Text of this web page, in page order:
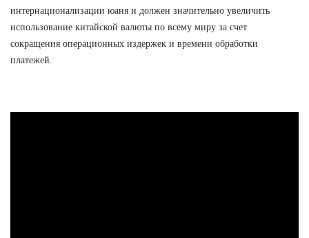
интернационализации юаня и должен значительно увеличить
использование китайской валюты по всему миру за счет
сокращения операционных издержек и времени обработки
платежей.